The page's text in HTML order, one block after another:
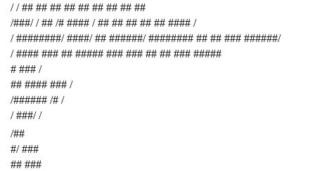
/ / ## ## ## ## ## ## ## ## ##
/###/ / ## /# #### / ## ## ## ## ## #### /
/ ########/ ####/ ## ######/ ######## ## ## ### ######/
/ #### ### ## ##### ### ### ## ## ### #####
# ### /
## #### ### /
/###### /# /
/ ###/ /
/##
#/ ###
## ###